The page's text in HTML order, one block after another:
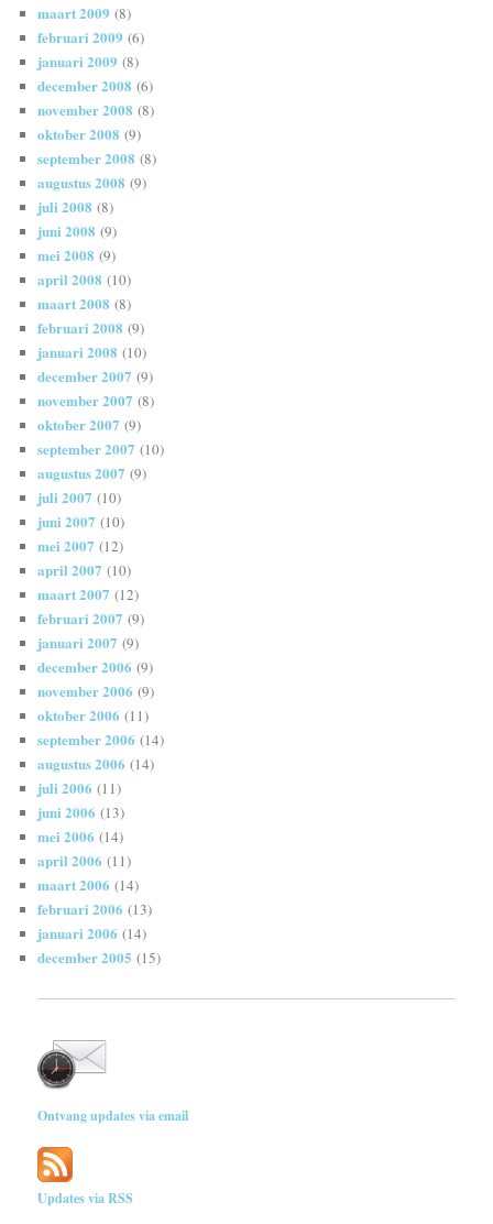
maart 2009 (8)
februari 2009 (6)
januari 2009 (8)
december 2008 (6)
november 2008 (8)
oktober 2008 (9)
september 2008 (8)
augustus 2008 (9)
juli 2008 (8)
juni 2008 (9)
mei 2008 (9)
april 2008 (10)
maart 2008 (8)
februari 2008 (9)
januari 2008 (10)
december 2007 (9)
november 2007 (8)
oktober 2007 (9)
september 2007 (10)
augustus 2007 (9)
juli 2007 (10)
juni 2007 (10)
mei 2007 (12)
april 2007 (10)
maart 2007 (12)
februari 2007 (9)
januari 2007 (9)
december 2006 (9)
november 2006 (9)
oktober 2006 (11)
september 2006 (14)
augustus 2006 (14)
juli 2006 (11)
juni 2006 (13)
mei 2006 (14)
april 2006 (11)
maart 2006 (14)
februari 2006 (13)
januari 2006 (14)
december 2005 (15)
Ontvang updates via email
Updates via RSS